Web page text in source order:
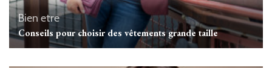
Bien etre
Conseils pour choisir des vêtements grande taille